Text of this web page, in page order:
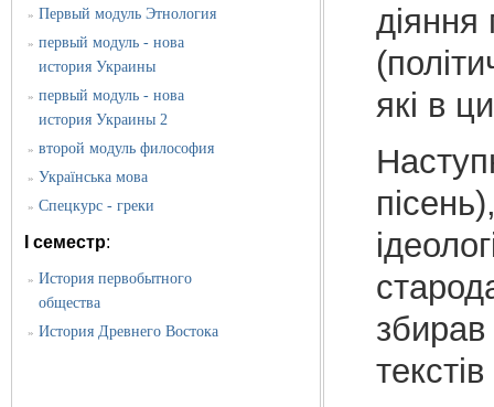
» Первый модуль Этнология
» первый модуль - нова
история Украины
» первый модуль - нова
история Украины 2
» второй модуль философия
» Українська мова
» Спецкурс - греки
I семестр:
» История первобытного
общества
» История Древнего Востока
діяння
які в
збирав